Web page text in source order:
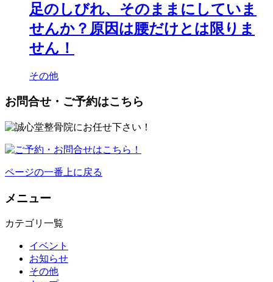
足のしびれ、そのままにしていま
せんか？原因は腰だけとは限りま
せん！
その他
お問合せ・ご予約はこちら
ページの一番上に戻る
メニュー
カテゴリ一覧
イベント
お知らせ
その他